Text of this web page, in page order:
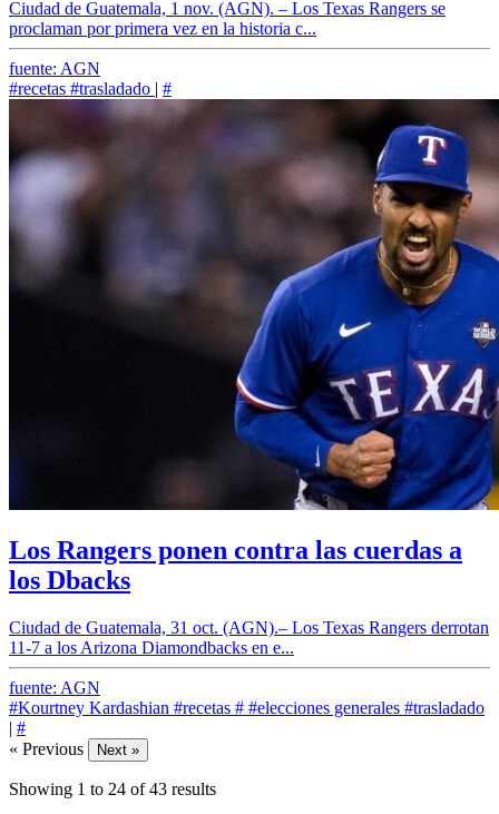
Ciudad de Guatemala, 1 nov. (AGN). – Los Texas Rangers se
proclaman por primera vez en la historia c...
fuente: AGN
#recetas #trasladado | #
Los Rangers ponen contra las cuerdas a
los Dbacks
Ciudad de Guatemala, 31 oct. (AGN).– Los Texas Rangers derrotan
11-7 a los Arizona Diamondbacks en e...
fuente: AGN
#Kourtney Kardashian #recetas # #elecciones generales #trasladado
| #
« Previous
Next »
Showing 1 to 24 of 43 results